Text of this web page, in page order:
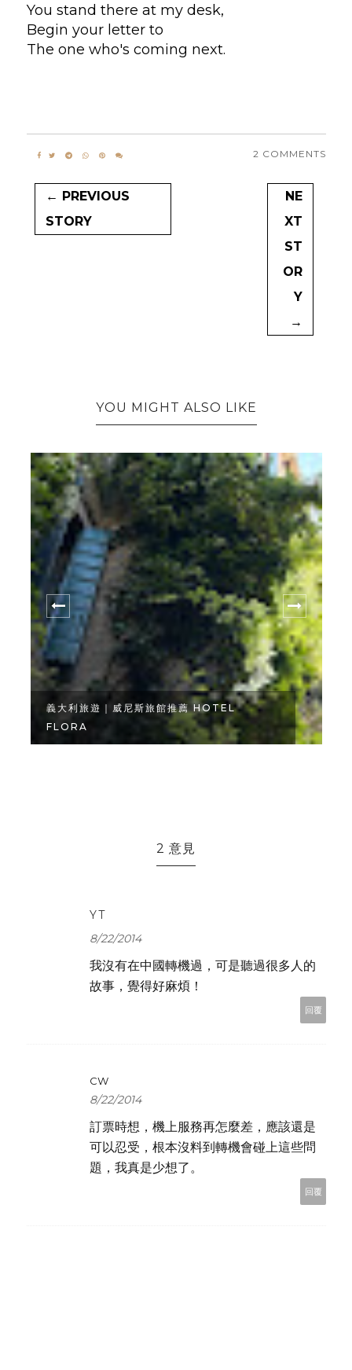
You stand there at my desk,
Begin your letter to
The one who's coming next.
2 COMMENTS
← PREVIOUS
STORY
NE
XT
ST
OR
Y
→
YOU MIGHT ALSO LIKE
義大利旅遊｜威尼斯旅館推薦 HOTEL
FLORA
2 意見
YT
8/22/2014
我沒有在中國轉機過，可是聽過很多人的
故事，覺得好麻煩！
回覆
CW
8/22/2014
訂票時想，機上服務再怎麼差，應該還是
可以忍受，根本沒料到轉機會碰上這些問
題，我真是少想了。
回覆